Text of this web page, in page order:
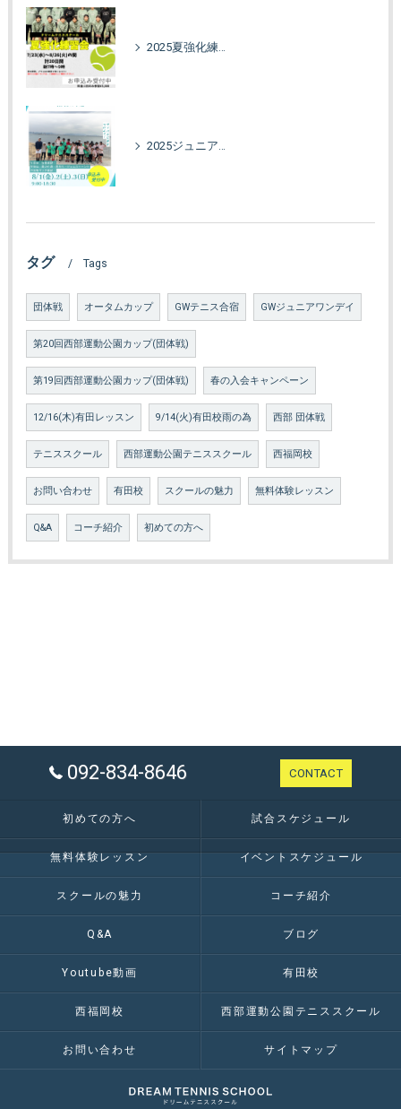
2025夏強化練習会！
2025ジュニア強化合宿in海の中道
タグ Tags
団体戦 オータムカップ GWテニス合宿 GWジュニアワンデイ
第20回西部運動公園カップ(団体戦)
第19回西部運動公園カップ(団体戦) 春の入会キャンペーン
12/16(木)有田レッスン 9/14(火)有田校雨の為 西部 団体戦
テニススクール 西部運動公園テニススクール 西福岡校
お問い合わせ 有田校 スクールの魅力 無料体験レッスン
Q&A コーチ紹介 初めての方へ
092-834-8646 CONTACT
初めての方へ 試合スケジュール
無料体験レッスン イベントスケジュール
スクールの魅力 コーチ紹介
Q&A ブログ
Youtube動画 有田校
西福岡校 西部運動公園テニススクール
お問い合わせ サイトマップ